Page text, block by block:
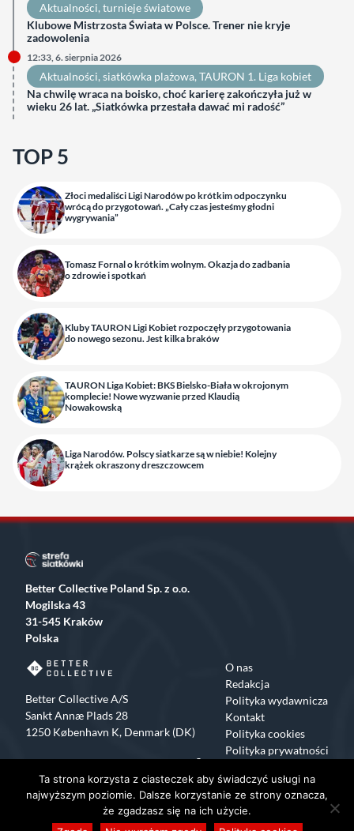
Aktualności, turnieje światowe
Klubowe Mistrzosta Świata w Polsce. Trener nie kryje
zadowolenia
12:33, 6. sierpnia 2026
Aktualności, siatkówka plażowa, TAURON 1. Liga kobiet
Na chwilę wraca na boisko, choć karierę zakończyła już w
wieku 26 lat. „Siatkówka przestała dawać mi radość”
TOP 5
Złoci medaliści Ligi Narodów po krótkim odpoczynku
wrócą do przygotowań. „Cały czas jesteśmy głodni
wygrywania”
Tomasz Fornal o krótkim wolnym. Okazja do zadbania
o zdrowie i spotkań
Kluby TAURON Ligi Kobiet rozpoczęły przygotowania
do nowego sezonu. Jest kilka braków
TAURON Liga Kobiet: BKS Bielsko-Biała w okrojonym
komplecie! Nowe wyzwanie przed Klaudią
Nowakowską
Liga Narodów. Polscy siatkarze są w niebie! Kolejny
krążek okraszony dreszczowcem
Better Collective Poland Sp. z o.o.
Mogilska 43
31-545 Kraków
Polska
Better Collective A/S
Sankt Annæ Plads 28
1250 København K, Denmark (DK)
O nas
Redakcja
Polityka wydawnicza
Kontakt
Polityka cookies
Polityka prywatności
Facebook
X Instagram
TikTok
Copyrights 2015-2024 Strefa Siatkówki All rights reserved
Ta strona korzysta z ciasteczek aby świadczyć usługi na
najwyższym poziomie. Dalsze korzystanie ze strony oznacza,
że zgadzasz się na ich użycie.